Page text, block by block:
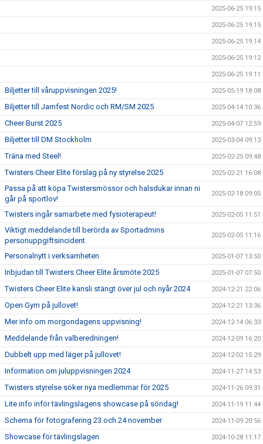
2025-06-25 19:15
2025-06-25 19:15
2025-06-25 19:14
2025-06-25 19:12
2025-06-25 19:11
Biljetter till våruppvisningen 2025! 2025-05-19 18:08
Biljetter till Jamfest Nordic och RM/SM 2025 2025-04-14 10:36
Cheer Burst 2025 2025-04-07 12:59
Biljetter till DM Stockholm 2025-03-04 09:13
Träna med Steel! 2025-02-25 09:48
Twisters Cheer Elite förslag på ny styrelse 2025 2025-02-21 16:08
Passa på att köpa Twistersmössor och halsdukar innan ni
går på sportlov!
2025-02-18 09:05
Twisters ingår samarbete med fysioterapeut! 2025-02-05 11:51
Viktigt meddelande till berörda av Sportadmins
personuppgiftsincident
2025-02-05 11:16
Personalnytt i verksamheten 2025-01-07 13:50
Inbjudan till Twisters Cheer Elite årsmöte 2025 2025-01-07 07:50
Twisters Cheer Elite kansli stängt över jul och nyår 2024 2024-12-21 22:06
Open Gym på jullovet! 2024-12-21 13:36
Mer info om morgondagens uppvisning! 2024-12-14 06:33
Meddelande från valberedningen! 2024-12-09 16:20
Dubbelt upp med läger på jullovet! 2024-12-02 15:29
Information om juluppvisningen 2024 2024-11-27 14:53
Twisters styrelse söker nya medlemmar för 2025 2024-11-26 09:31
Lite info inför tävlingslagens showcase på söndag! 2024-11-19 11:44
Schema för fotografering 23 och 24 november 2024-11-09 20:56
Showcase för tävlingslagen 2024-10-28 11:17